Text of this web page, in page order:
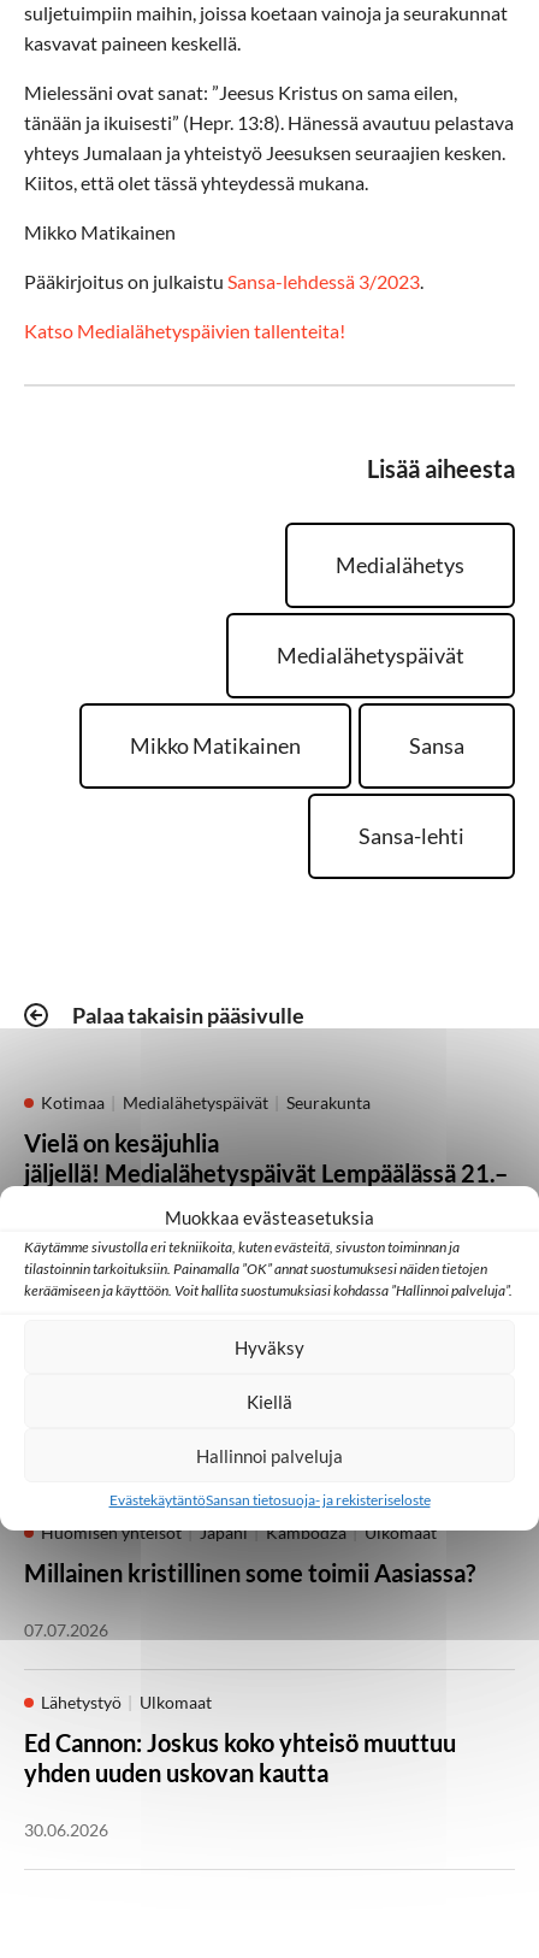
Muokkaa evästeasetuksia
Käytämme sivustolla eri tekniikoita, kuten evästeitä, sivuston toiminnan ja
tilastoinnin tarkoituksiin. Painamalla ”OK” annat suostumuksesi näiden tietojen
keräämiseen ja käyttöön. Voit hallita suostumuksiasi kohdassa ”Hallinnoi palveluja”.
Hyväksy
Kiellä
Hallinnoi palveluja
EvästekäytäntöSansan tietosuoja- ja rekisteriseloste
suljetuimpiin maihin, joissa koetaan vainoja ja seurakunnat
kasvavat paineen keskellä.
Mielessäni ovat sanat: ”Jeesus Kristus on sama eilen,
tänään ja ikuisesti” (Hepr. 13:8). Hänessä avautuu pelastava
yhteys Jumalaan ja yhteistyö Jeesuksen seuraajien kesken.
Kiitos, että olet tässä yhteydessä mukana.
Mikko Matikainen
Pääkirjoitus on julkaistu Sansa-lehdessä 3/2023.
Katso Medialähetyspäivien tallenteita!
Lisää aiheesta
Medialähetys
Medialähetyspäivät
Mikko Matikainen Sansa
Sansa-lehti
Palaa takaisin pääsivulle
Kotimaa Medialähetyspäivät Seurakunta
Vielä on kesäjuhlia
jäljellä! Medialähetyspäivät Lempäälässä 21.–
05.08.2026
Huomisen yhteisöt Japani Kambodža Ulkomaat
Millainen kristillinen some toimii Aasiassa?
07.07.2026
Lähetystyö Ulkomaat
Ed Cannon: Joskus koko yhteisö muuttuu
yhden uuden uskovan kautta
30.06.2026